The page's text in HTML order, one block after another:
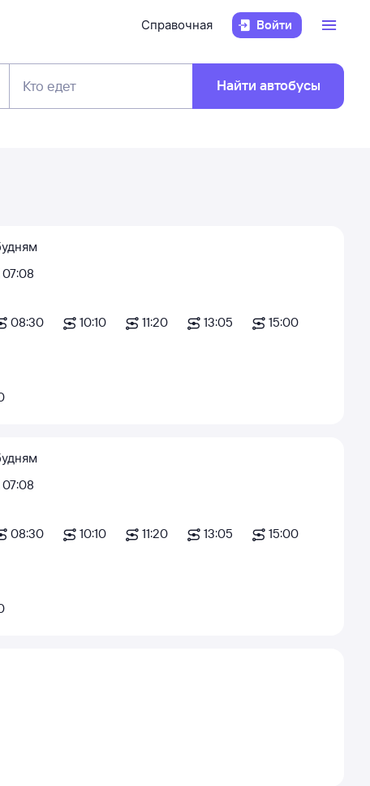
Справочная Войти
Кто едет Найти автобусы
07:08
08:30 10:10 11:20 13:05
15:00
07:08
08:30 10:10 11:20 13:05
15:00